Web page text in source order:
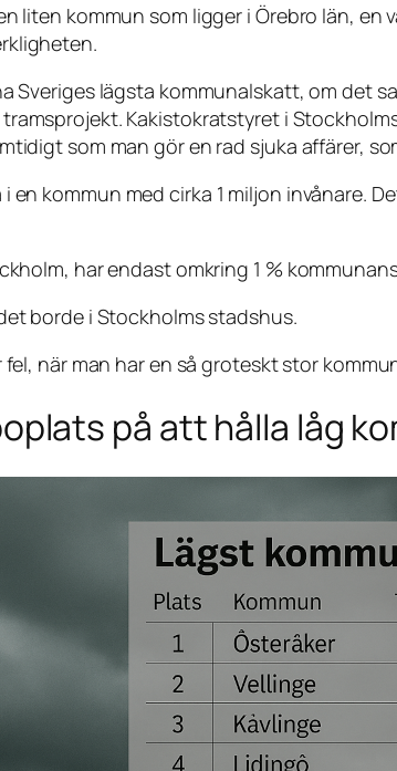
liten kommun som ligger i Örebro län,
Sveriges lägsta kommunalskatt, om det
Kakistokratstyret i
som man gör en rad sjuka affärer,
kommun med cirka 1 miljon invånare.
har endast omkring 1 %
borde i Stockholms stadshus.
när man har en så groteskt stor
på att hålla låg